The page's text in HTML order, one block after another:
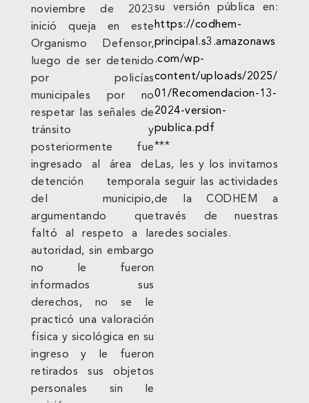
noviembre de 2023
inició queja en este
Organismo Defensor,
luego de ser detenido
por policías
municipales por no
respetar las señales de
tránsito y
posteriormente fue
ingresado al área de
detención temporal
del municipio,
argumentando que
faltó al respeto a la
autoridad, sin embargo
no le fueron
informados sus
derechos, no se le
practicó una valoración
física y sicológica en su
ingreso y le fueron
retirados sus objetos
personales sin le
su versión pública en:
https://codhem-
principal.s3.amazonaws
.com/wp-
content/uploads/2025/
01/Recomendacion-13-
2024-version-
publica.pdf
***
Las, les y los invitamos
a seguir las actividades
de la CODHEM a
través de nuestras
redes sociales.